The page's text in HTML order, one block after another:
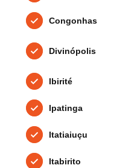
Congonhas
Divinópolis
Ibirité
Ipatinga
Itatiaiuçu
Itabirito